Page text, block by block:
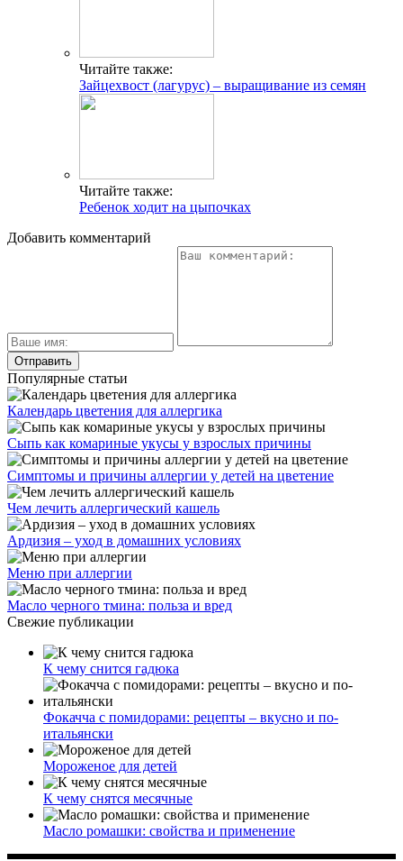
Читайте также:
Зайцехвост (лагурус) – выращивание из семян
Читайте также:
Ребенок ходит на цыпочках
Добавить комментарий
Популярные статьи
Календарь цветения для аллергика
Сыпь как комариные укусы у взрослых причины
Симптомы и причины аллергии у детей на цветение
Чем лечить аллергический кашель
Ардизия – уход в домашних условиях
Меню при аллергии
Масло черного тмина: польза и вред
Свежие публикации
К чему снится гадюка
Фокачча с помидорами: рецепты – вкусно и по-
итальянски
Мороженое для детей
К чему снятся месячные
Масло ромашки: свойства и применение